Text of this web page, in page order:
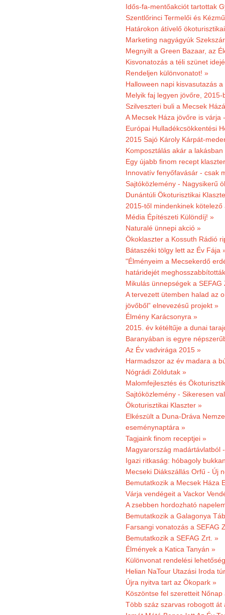
Idős-fa-mentőakciót tartottak
Szentlőrinci Termelői és
Határokon átívelő
Marketing nagyágyúk
Megnyilt a Green Bazaar, az
Kisvonatozás a téli szünet
Rendeljen különvonatot! »
Halloween napi kisvasutazás
Melyik faj legyen jövőre,
Szilveszteri buli a Mecsek
A Mecsek Háza jövőre is várja
Európai Hulladékcsökkentési
2015 Sajó Károly Kárpát-
Komposztálás akár a lakásban
Egy újabb finom recept
Innovatív fenyőfavásár - csak
Sajtóközlemény - Nagysikerű
Dunántúli Ökoturisztikai
2015-től mindenkinek
Média Építészeti Különdíj! »
Naturalé ünnepi akció »
Ökoklaszter a Kossuth Rádió
Bátaszéki tölgy lett az Év Fája
"Élményeim a Mecsekerdő
határidejét
Mikulás ünnepségek a SEFAG
A tervezett ütemben halad az
jövőből” elnevezésű projekt »
Élmény Karácsonyra »
2015. év kétéltűje a dunai
Baranyában is egyre
Az Év vadvirága 2015 »
Harmadszor az év madara a
Nógrádi Zöldutak »
Malomfejlesztés és
Sajtóközlemény - Sikeresen
Ökoturisztikai Klaszter »
Elkészült a Duna-Dráva
eseménynaptára »
Tagjaink finom receptjei »
Magyarország madártávlatból
Igazi ritkaság: hóbagoly
Mecseki Diákszállás Orfű - Új
Bemutatkozik a Mecsek Háza
Várja vendégeit a Vackor
A zsebben hordozható
Bemutatkozik a Galagonya
Farsangi vonatozás a SEFAG
Bemutatkozik a SEFAG Zrt. »
Élmények a Katica Tanyán »
Különvonat rendelési
Helian NaTour Utazási Iroda
Újra nyitva tart az Ökopark »
Köszöntse fel szeretteit
Több száz szarvas robogott át